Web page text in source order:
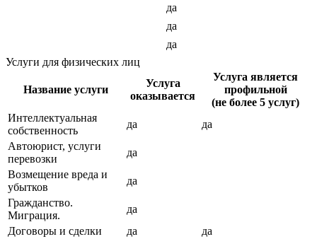
да
да
да
Услуги для физических лиц
Название услуги
Услуга
оказывается
Услуга является
профильной
(не более 5 услуг)
Интеллектуальная
собственность
да
да
Автоюрист, услуги
перевозки
да
Возмещение вреда и
убытков
да
Гражданство.
Миграция.
да
Договоры и сделки
да
да